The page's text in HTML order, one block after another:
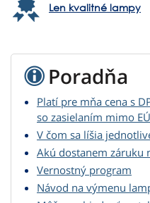
Len kvalitné lampy
Poradňa
Platí pre mňa cena s
so zasielaním mimo
V čom sa líšia
Akú dostanem záruku
Vernostný program
Návod na výmenu